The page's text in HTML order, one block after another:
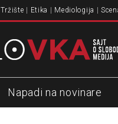
Tržište Etika Mediologija
Napadi na novinare